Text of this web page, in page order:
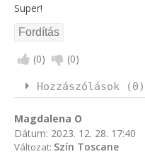
Super!
(0) (0)
Hozzászólások (0)
Magdalena O
Dátum: 2023. 12. 28. 17:40
Változat: Szín Toscane